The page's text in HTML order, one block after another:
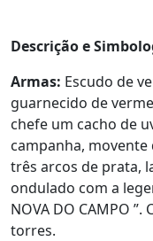
Descrição e
Armas: Escudo de
guarnecido de
chefe um cacho de
campanha,
três arcos de prata,
ondulado com a
NOVA DO CAMPO
torres.